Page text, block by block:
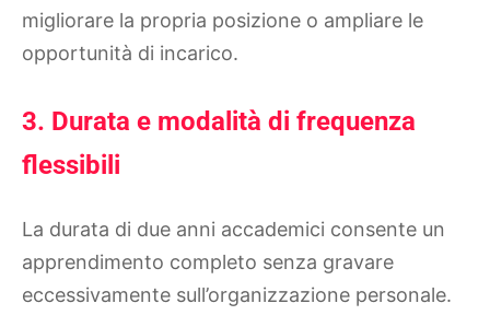
migliorare la propria posizione o ampliare le
opportunità di incarico.
3. Durata e modalità di frequenza
flessibili
La durata di due anni accademici consente un
apprendimento completo senza gravare
eccessivamente sull’organizzazione personale.